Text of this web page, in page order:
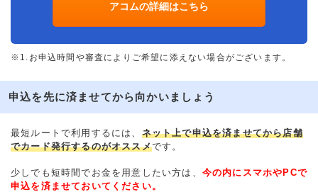
アコムの詳細はこちら
※1.お申込時間や審査によりご希望に添えない場合がございます。
申込を先に済ませてから向かいましょう
最短ルートで利用するには、 ネット上で申込を済ませてから店舗
でカード発行するのがオススメです。
少しでも短時間でお金を用意したい方は、 今の内にスマホやPCで
申込を済ませておいてください。